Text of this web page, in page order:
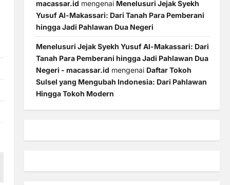
macassar.id mengenai Menelusuri Jejak Syekh
Yusuf Al-Makassari: Dari Tanah Para Pemberani
hingga Jadi Pahlawan Dua Negeri
Menelusuri Jejak Syekh Yusuf Al-Makassari: Dari
Tanah Para Pemberani hingga Jadi Pahlawan Dua
Negeri - macassar.id mengenai Daftar Tokoh
Sulsel yang Mengubah Indonesia: Dari Pahlawan
Hingga Tokoh Modern